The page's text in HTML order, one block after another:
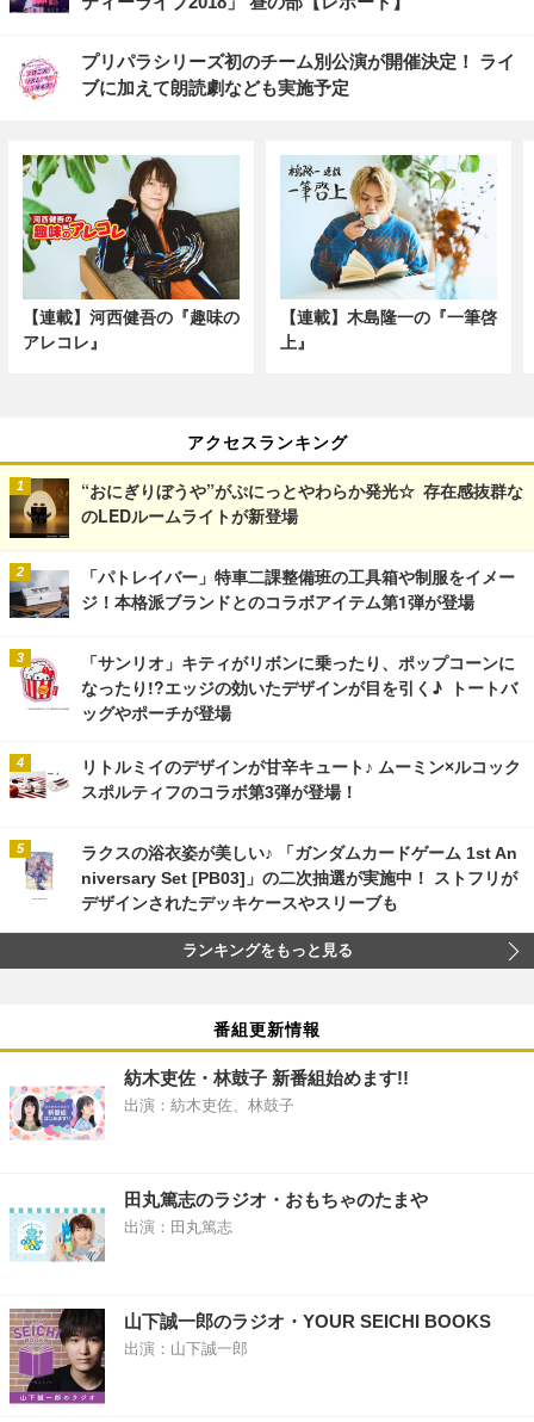
プリパラシリーズ初のチーム別公演が開催決定！ ライ
ブに加えて朗読劇なども実施予定
【連載】河西健吾の『趣味の
アレコレ』
【連載】木島隆一の『一筆啓
上』
アクセスランキング
“おにぎりぼうや”がぷにっとやわらか発光☆ 存在感抜群な
のLEDルームライトが新登場
「パトレイバー」特車二課整備班の工具箱や制服をイメー
ジ！本格派ブランドとのコラボアイテム第1弾が登場
「サンリオ」キティがリボンに乗ったり、ポップコーンに
なったり!?エッジの効いたデザインが目を引く♪ トートバ
ッグやポーチが登場
リトルミイのデザインが甘辛キュート♪ ムーミン×ルコック
スポルティフのコラボ第3弾が登場！
ラクスの浴衣姿が美しい♪ 「ガンダムカードゲーム 1st An
niversary Set [PB03]」の二次抽選が実施中！ ストフリが
デザインされたデッキケースやスリーブも
ランキングをもっと見る
番組更新情報
紡木吏佐・林鼓子 新番組始めます!!
出演：紡木吏佐、林鼓子
田丸篤志のラジオ・おもちゃのたまや
出演：田丸篤志
山下誠一郎のラジオ・YOUR SEICHI BOOKS
出演：山下誠一郎